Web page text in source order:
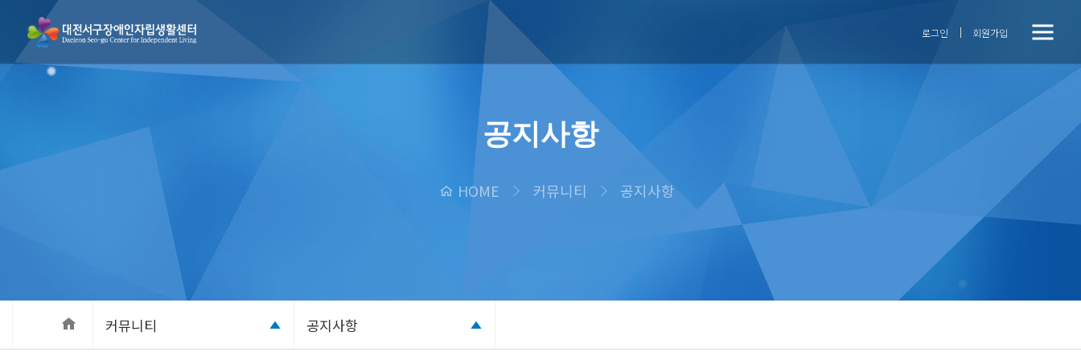
로그인 회원가입 전
체
닫기버튼
공지사항
HOME 커뮤니티 공지사항
커뮤니티 공지사항